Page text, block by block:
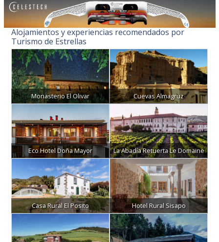
Alojamientos y experiencias recomendados por
Turismo de Estrellas
Monasterio El Olivar Cuevas Almagruz
Eco Hotel Doña Mayor La Abadía Retuerta Le Domaine
Casa Rural El Posito Hotel Rural Sisapo